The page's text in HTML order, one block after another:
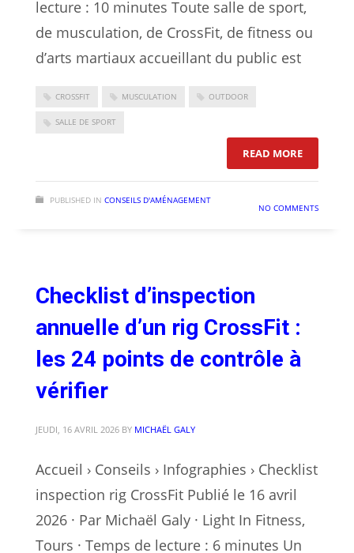
lecture : 10 minutes Toute salle de sport,
de musculation, de CrossFit, de fitness ou
d’arts martiaux accueillant du public est
CROSSFIT MUSCULATION OUTDOOR
SALLE DE SPORT
READ MORE: ERP
PUBLISHED IN CONSEILS D'AMÉNAGEMENT
NO COMMENTS
Checklist d’inspection
annuelle d’un rig CrossFit :
les 24 points de contrôle à
vérifier
JEUDI, 16 AVRIL 2026 BY MICHAËL GALY
Accueil › Conseils › Infographies › Checklist
inspection rig CrossFit Publié le 16 avril
2026 · Par Michaël Galy · Light In Fitness,
Tours · Temps de lecture : 6 minutes Un